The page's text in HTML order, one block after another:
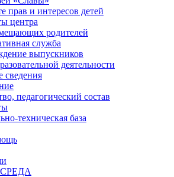
прав и интересов детей
центра
родителей
служба
выпускников
деятельности
сведения
педагогический состав
техническая база